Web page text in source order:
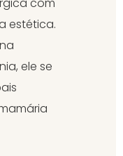
estética.
ele se